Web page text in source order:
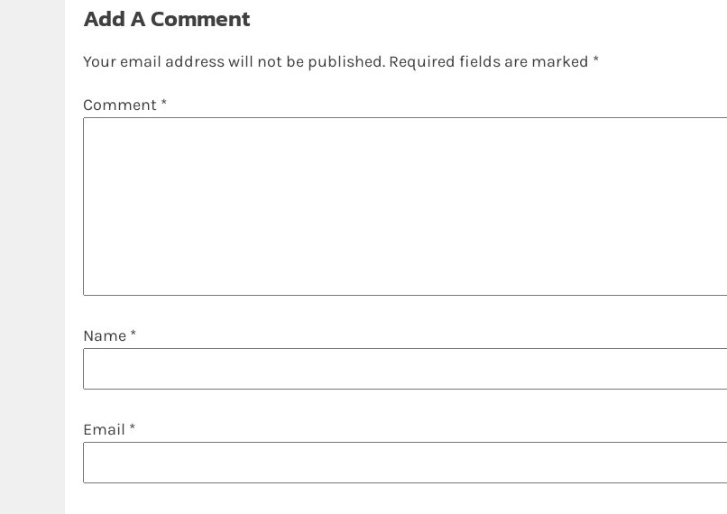
Add A Comment
Your email address will not be published. Required fields are marked *
Comment *
Name *
Email *